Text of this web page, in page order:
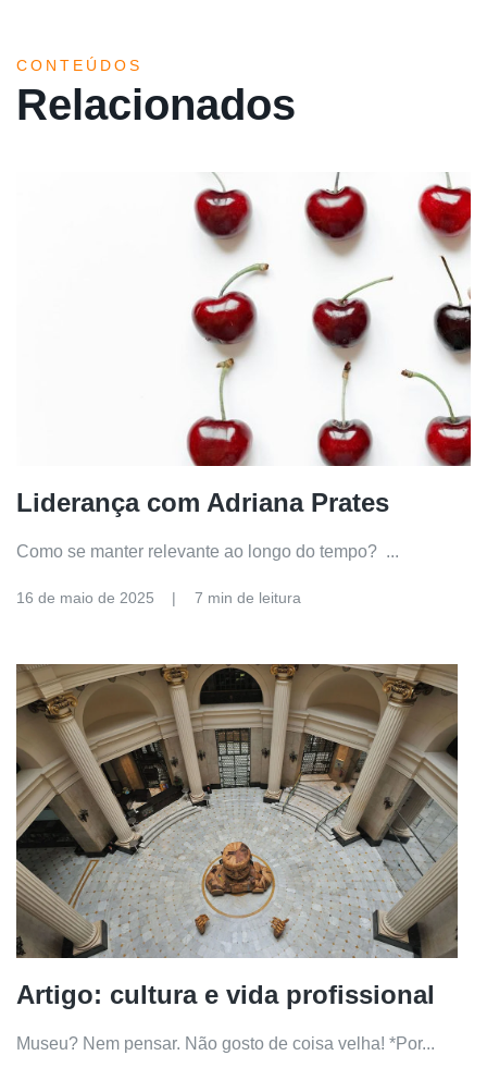
CONTEÚDOS
Relacionados
Liderança com Adriana Prates
Como se manter relevante ao longo do tempo? ...
16 de maio de 2025 7 min de leitura
Artigo: cultura e vida profissional
Museu? Nem pensar. Não gosto de coisa velha! *Por...